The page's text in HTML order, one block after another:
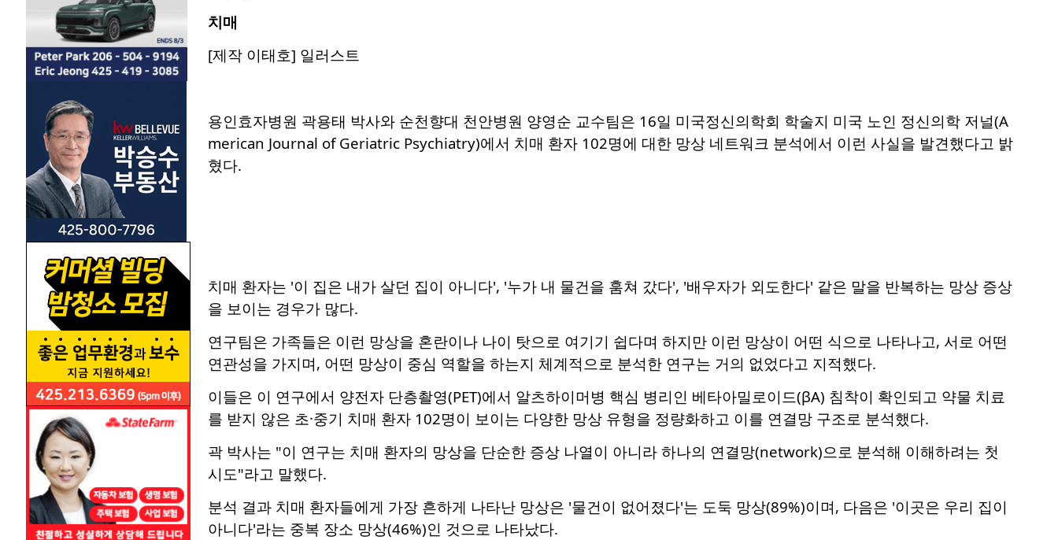
치매
[제작 이태호] 일러스트
용인효자병원 곽용태 박사와 순천향대 천안병원 양영순 교수팀은 16일 미국정신의학회 학술지 미국 노인 정신의학 저널(A
merican Journal of Geriatric Psychiatry)에서 치매 환자 102명에 대한 망상 네트워크 분석에서 이런 사실을 발견했다고 밝
혔다.
치매 환자는 '이 집은 내가 살던 집이 아니다', '누가 내 물건을 훔쳐 갔다', '배우자가 외도한다' 같은 말을 반복하는 망상 증상
을 보이는 경우가 많다.
연구팀은 가족들은 이런 망상을 혼란이나 나이 탓으로 여기기 쉽다며 하지만 이런 망상이 어떤 식으로 나타나고, 서로 어떤
연관성을 가지며, 어떤 망상이 중심 역할을 하는지 체계적으로 분석한 연구는 거의 없었다고 지적했다.
이들은 이 연구에서 양전자 단층촬영(PET)에서 알츠하이머병 핵심 병리인 베타아밀로이드(βA) 침착이 확인되고 약물 치료
를 받지 않은 초·중기 치매 환자 102명이 보이는 다양한 망상 유형을 정량화하고 이를 연결망 구조로 분석했다.
곽 박사는 "이 연구는 치매 환자의 망상을 단순한 증상 나열이 아니라 하나의 연결망(network)으로 분석해 이해하려는 첫
시도"라고 말했다.
분석 결과 치매 환자들에게 가장 흔하게 나타난 망상은 '물건이 없어졌다'는 도둑 망상(89%)이며, 다음은 '이곳은 우리 집이
아니다'라는 중복 장소 망상(46%)인 것으로 나타났다.